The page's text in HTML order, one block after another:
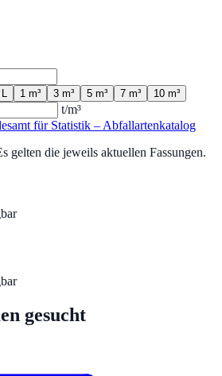
1 m³ 3 m³ 5 m³ 7 m³ 10 m³
t/m³
für Statistik – Abfallartenkatalog
gelten die jeweils aktuellen Fassungen.
gesucht